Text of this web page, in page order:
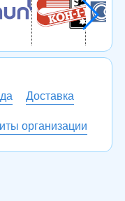
Доставка
организации